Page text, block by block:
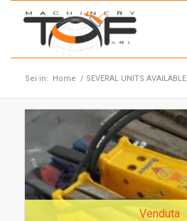
Sei in: Home / SEVERAL UNITS AVAILABLE
Venduta